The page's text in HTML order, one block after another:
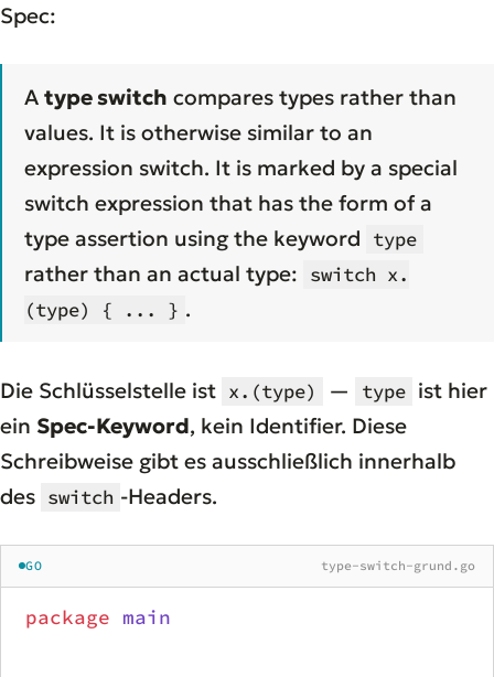
Spec:
A type switch compares types rather than
values. It is otherwise similar to an
expression switch. It is marked by a special
switch expression that has the form of a
type assertion using the keyword type
rather than an actual type: switch x.
(type) { ... } .
Die Schlüsselstelle ist x.(type) — type ist hier
ein Spec-Keyword, kein Identifier. Diese
Schreibweise gibt es ausschließlich innerhalb
des switch -Headers.
GO type-switch-grund.go
package main